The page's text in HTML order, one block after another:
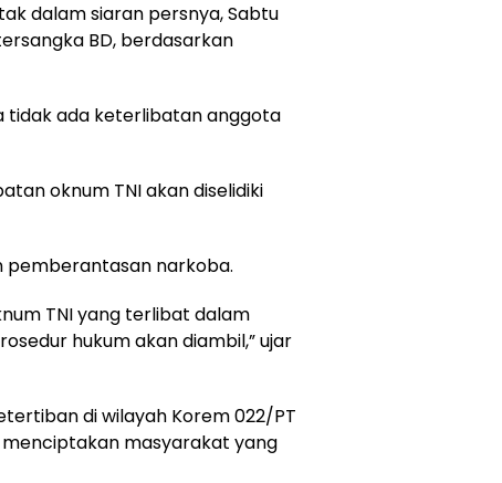
dalam siaran persnya, Sabtu
BD, berdasarkan
tidak ada keterlibatan anggota
oknum TNI akan diselidiki
pemberantasan narkoba.
TNI yang terlibat dalam
hukum akan diambil,” ujar
di wilayah Korem 022/PT
masyarakat yang